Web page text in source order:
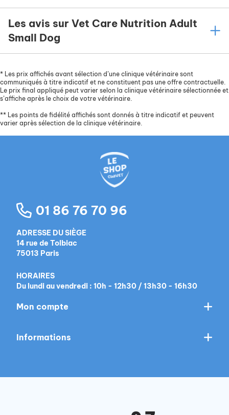
Les avis sur Vet Care Nutrition Adult
Small Dog
* Les prix affichés avant sélection d’une clinique vétérinaire sont
communiqués à titre indicatif et ne constituent pas une offre contractuelle.
Le prix final appliqué peut varier selon la clinique vétérinaire sélectionnée et
s’affiche après le choix de votre vétérinaire.
** Les points de fidélité affichés sont donnés à titre indicatif et peuvent
varier après sélection de la clinique vétérinaire.
01 86 76 70 96
ADRESSE DU SIÈGE
14 rue de Tolbiac
75013 Paris
HORAIRES
Du lundi au vendredi : 10h - 12h30 / 13h30 - 16h30
Mon compte
Informations